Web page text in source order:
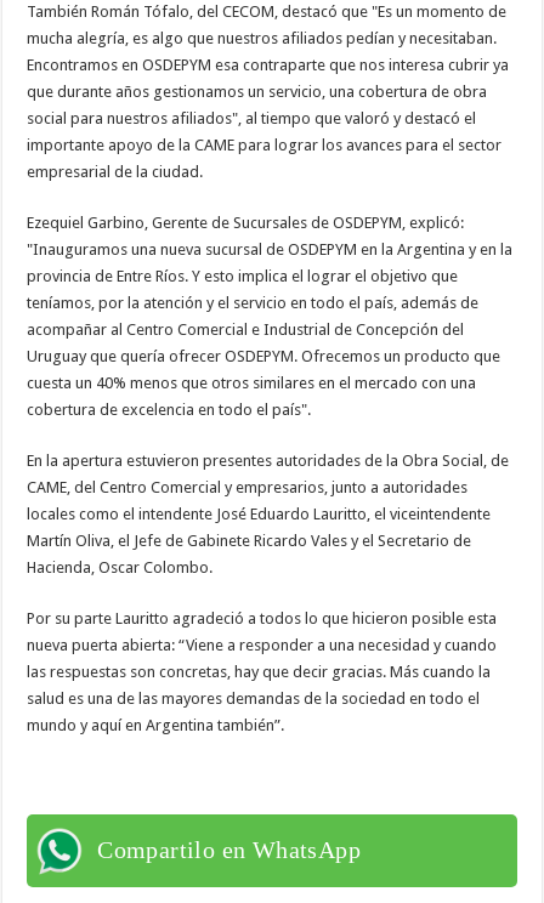
También Román Tófalo, del CECOM, destacó que "Es un momento de
mucha alegría, es algo que nuestros afiliados pedían y necesitaban.
Encontramos en OSDEPYM esa contraparte que nos interesa cubrir ya
que durante años gestionamos un servicio, una cobertura de obra
social para nuestros afiliados", al tiempo que valoró y destacó el
importante apoyo de la CAME para lograr los avances para el sector
empresarial de la ciudad.
Ezequiel Garbino, Gerente de Sucursales de OSDEPYM, explicó:
"Inauguramos una nueva sucursal de OSDEPYM en la Argentina y en la
provincia de Entre Ríos. Y esto implica el lograr el objetivo que
teníamos, por la atención y el servicio en todo el país, además de
acompañar al Centro Comercial e Industrial de Concepción del
Uruguay que quería ofrecer OSDEPYM. Ofrecemos un producto que
cuesta un 40% menos que otros similares en el mercado con una
cobertura de excelencia en todo el país".
En la apertura estuvieron presentes autoridades de la Obra Social, de
CAME, del Centro Comercial y empresarios, junto a autoridades
locales como el intendente José Eduardo Lauritto, el viceintendente
Martín Oliva, el Jefe de Gabinete Ricardo Vales y el Secretario de
Hacienda, Oscar Colombo.
Por su parte Lauritto agradeció a todos lo que hicieron posible esta
nueva puerta abierta: “Viene a responder a una necesidad y cuando
las respuestas son concretas, hay que decir gracias. Más cuando la
salud es una de las mayores demandas de la sociedad en todo el
mundo y aquí en Argentina también”.
Compartilo en WhatsApp